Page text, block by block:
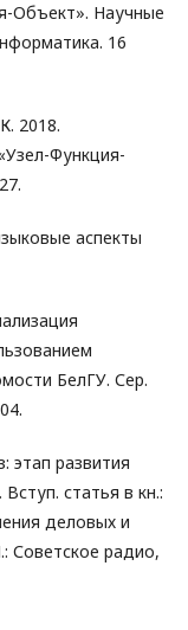
Объект». Научные
16
2018.
Функция-
аспекты
БелГУ. Сер.
этап развития
статья в кн.:
деловых и
Советское радио,